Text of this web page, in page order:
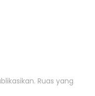
Ruas yang